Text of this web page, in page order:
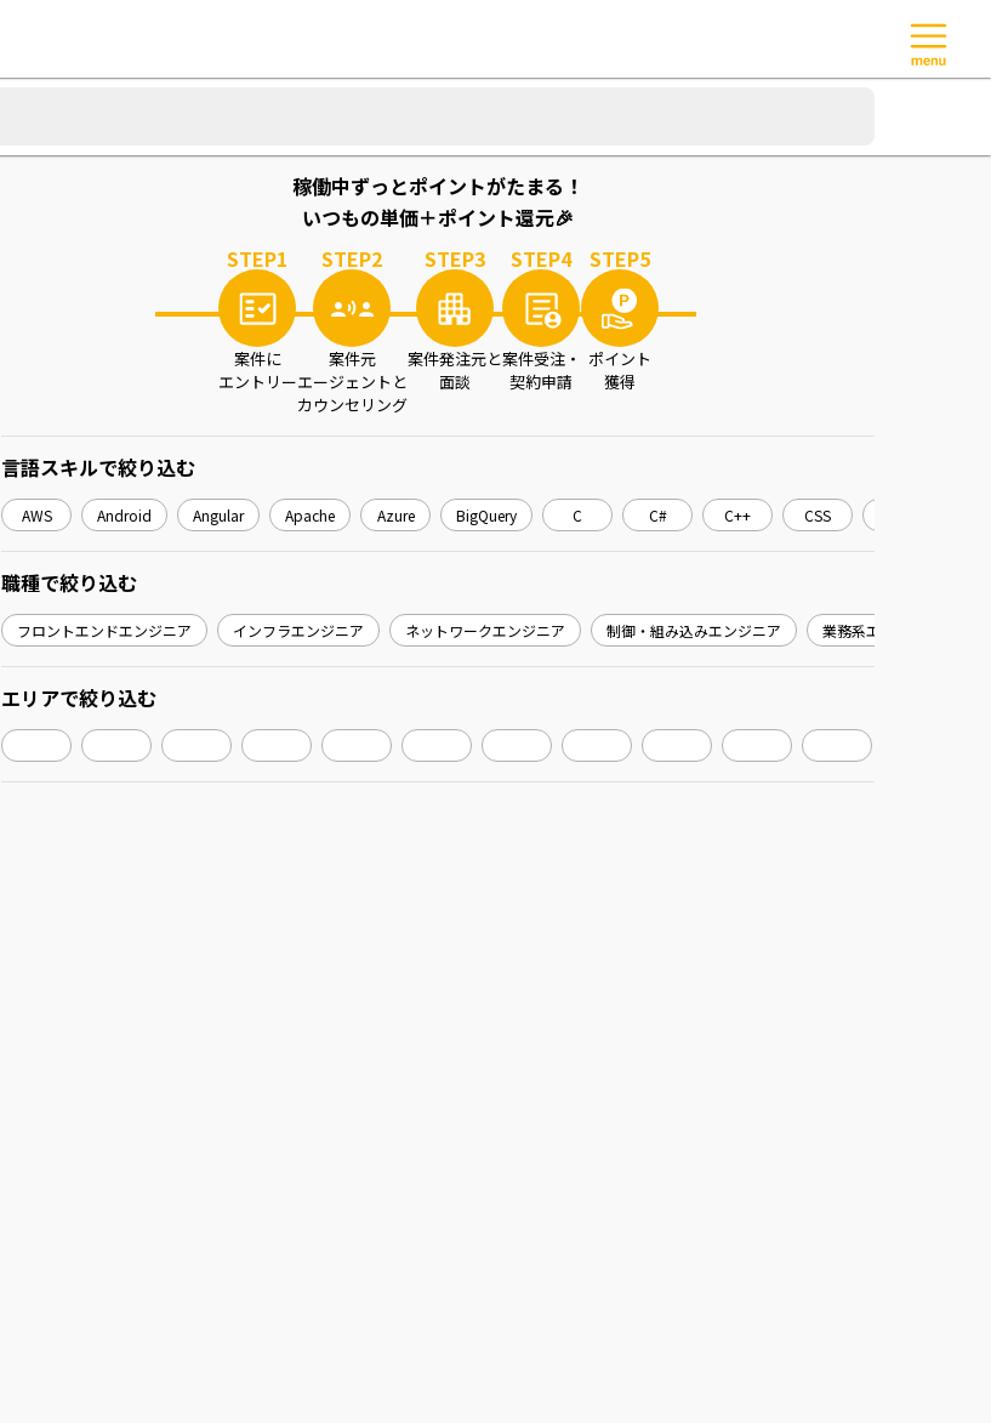
稼働中ずっとポイントがたまる！
いつもの単価＋ポイント還元🎉
STEP1
案件に
エントリー
STEP2
案件元
エージェントと
カウンセリング
STEP3
案件発注元と
面談
STEP4
案件受注・
契約申請
STEP5
ポイント
獲得
言語スキルで絞り込む
AWS Android Angular Apache Azure BigQuery C C# C++ CSS
職種で絞り込む
フロントエンドエンジニア インフラエンジニア ネットワークエンジニア 制御・組み込みエンジニア 業務系エンジニア
エリアで絞り込む